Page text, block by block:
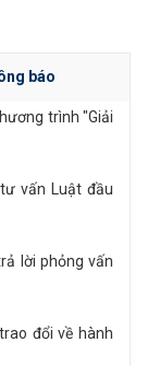
báo
trình "Giải
vấn Luật đầu
lời phỏng vấn
đổi về hành